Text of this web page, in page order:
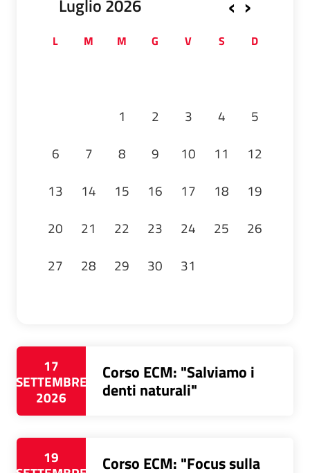
Luglio 2026
L M M G V S D
1 2 3 4
5
6
7 8 9 10 11
12
13
14 15 16 17 18
19
20
21 22 23 24 25
26
27
28 29 30 31
17
SETTEMBRE
2026
Corso ECM: "Salviamo i
denti naturali"
19 Corso ECM: "Focus sulla